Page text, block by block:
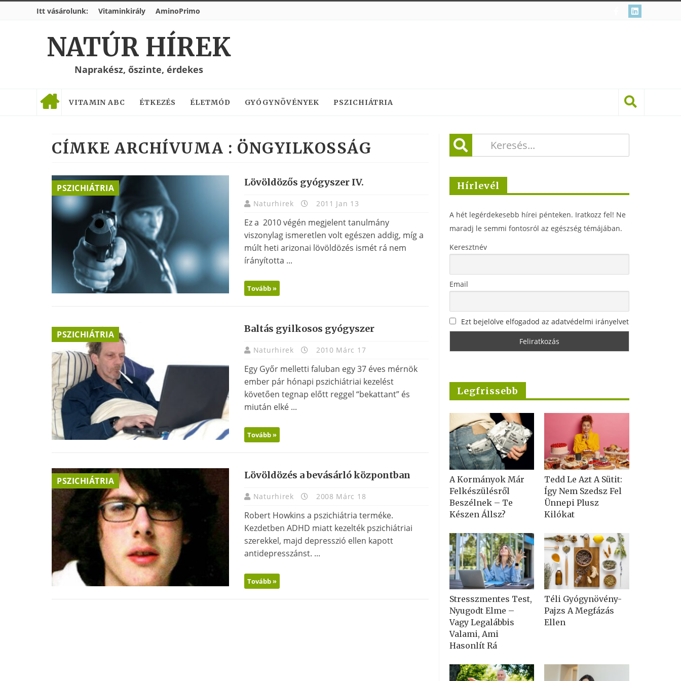
Itt vásárolunk: Vitaminkirály AminoPrimo
NATÚR HÍREK
Naprakész, őszinte, érdekes
VITAMIN ABC ÉTKEZÉS ÉLETMÓD GYÓGYNÖVÉNYEK PSZICHIÁTRIA
CÍMKE ARCHÍVUMA : ÖNGYILKOSSÁG
PSZICHIÁTRIA Lövöldözős gyógyszer IV.
Naturhirek 2011 Jan 13
Ez a 2010 végén megjelent tanulmány
viszonylag ismeretlen volt egészen addig, míg a
múlt heti arizonai lövöldözés ismét rá nem
írányította ...
Tovább »
PSZICHIÁTRIA Baltás gyilkosos gyógyszer
Naturhirek 2010 Márc 17
Egy Győr melletti faluban egy 37 éves mérnök
ember pár hónapi pszichiátriai kezelést
követően tegnap előtt reggel “bekattant” és
miután elké ...
Tovább »
PSZICHIÁTRIA Lövöldözés a bevásárló központban
Naturhirek 2008 Márc 18
Robert Howkins a pszichiátria terméke.
Kezdetben ADHD miatt kezelték pszichiátriai
szerekkel, majd depresszió ellen kapott
antidepresszánst. ...
Tovább »
Hírlevél
A hét legérdekesebb hírei pénteken. Iratkozz fel! Ne
maradj le semmi fontosról az egészség témájában.
Keresztnév
Email
Ezt bejelölve elfogadod az adatvédelmi irányelvet
Legfrissebb
A Kormányok Már
Felkészülésről
Beszélnek – Te
Készen Állsz?
Tedd Le Azt A Sütit:
Így Nem Szedsz Fel
Ünnepi Plusz
Kilókat
Stresszmentes Test,
Nyugodt Elme –
Vagy Legalábbis
Valami, Ami
Hasonlít Rá
Téli Gyógynövény-
Pajzs A Megfázás
Ellen